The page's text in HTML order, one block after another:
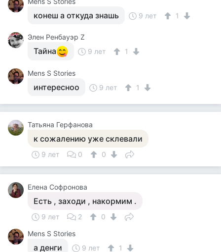
конеш а откуда знашь 9 лет 1
Элен Ренбауэр Z
Тайна 9 лет 1
Mens S Stories
интересноо 9 лет 1
Татьяна Герфанова
к сожалению уже склевали
9 лет 0 0
Елена Софронова
Есть , заходи , накормим .
9 лет 2
0
Mens S Stories
а денги 9 лет 1